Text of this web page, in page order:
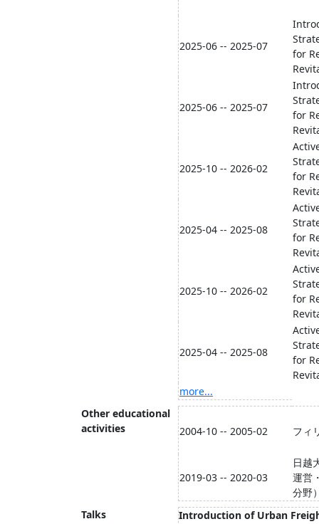
2025-06 -- 2025-07
for
2025-06 -- 2025-07
for
2025-10 -- 2026-02
for
2025-04 -- 2025-08
for
2025-10 -- 2026-02
for
2025-04 -- 2025-08
for
more...
Other educational
activities
2004-10 -- 2005-02 フィ
2019-03 -- 2020-03
日越
運営
分野
Talks
Introduction of Urban